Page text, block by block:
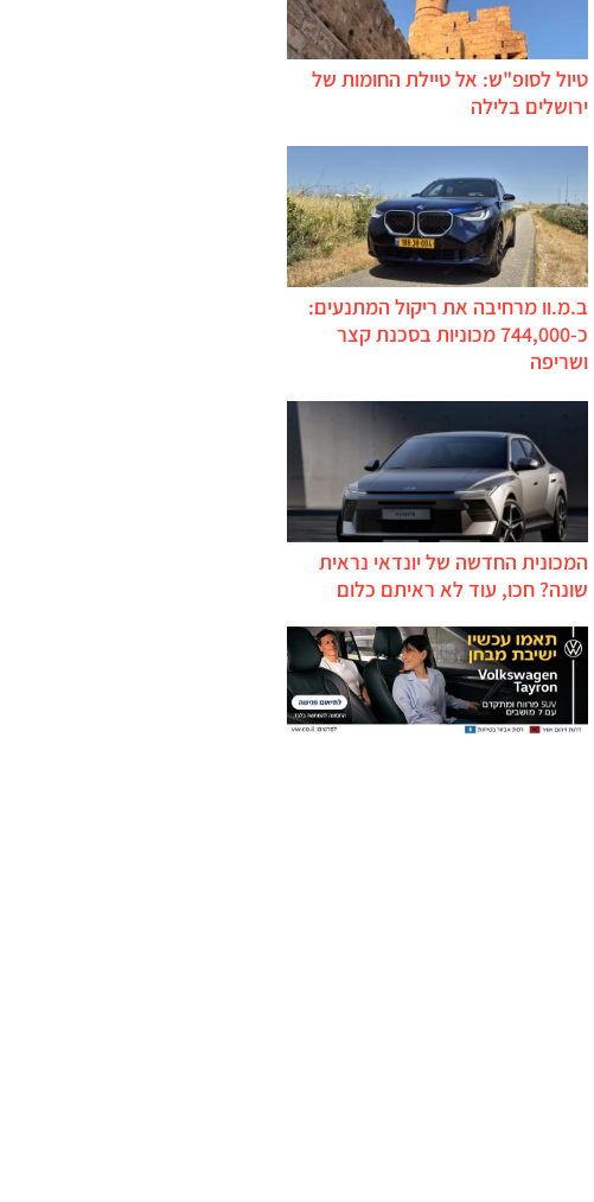
טיול לסופ"ש: אל טיילת החומות של
ירושלים בלילה
ב.מ.וו מרחיבה את ריקול המתנעים:
כ-744,000 מכוניות בסכנת קצר
ושריפה
המכונית החדשה של יונדאי נראית
שונה? חכו, עוד לא ראיתם כלום